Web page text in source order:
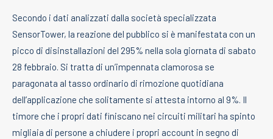
Secondo i dati analizzati dalla società specializzata
SensorTower, la reazione del pubblico si è manifestata con un
picco di disinstallazioni del 295% nella sola giornata di sabato
28 febbraio. Si tratta di un’impennata clamorosa se
paragonata al tasso ordinario di rimozione quotidiana
dell’applicazione che solitamente si attesta intorno al 9%. Il
timore che i propri dati finiscano nei circuiti militari ha spinto
migliaia di persone a chiudere i propri account in segno di